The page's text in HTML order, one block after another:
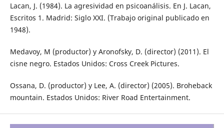
Lacan, J. (1984). La agresividad en psicoanálisis. En J. Lacan,
Escritos 1. Madrid: Siglo XXI. (Trabajo original publicado en
1948).
Medavoy, M (productor) y Aronofsky, D. (director) (2011). El
cisne negro. Estados Unidos: Cross Creek Pictures.
Ossana, D. (productor) y Lee, A. (director) (2005). Broheback
mountain. Estados Unidos: River Road Entertainment.